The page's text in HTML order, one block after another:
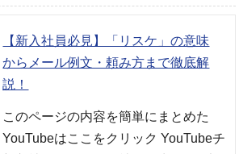
【新入社員必見】「リスケ」の意味
からメール例文・頼み方まで徹底解
説！
このページの内容を簡単にまとめた
YouTubeはここをクリック YouTubeチ